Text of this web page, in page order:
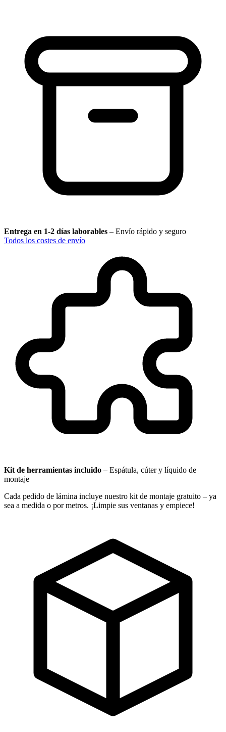
Entrega en 1-2 días laborables – Envío rápido y seguro
Todos los costes de envío
Kit de herramientas incluido – Espátula, cúter y líquido de
montaje
Cada pedido de lámina incluye nuestro kit de montaje gratuito – ya
sea a medida o por metros. ¡Limpie sus ventanas y empiece!